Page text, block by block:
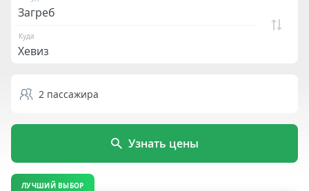
Куда
2 пассажира
Узнать цены
ЛУЧШИЙ ВЫБОР